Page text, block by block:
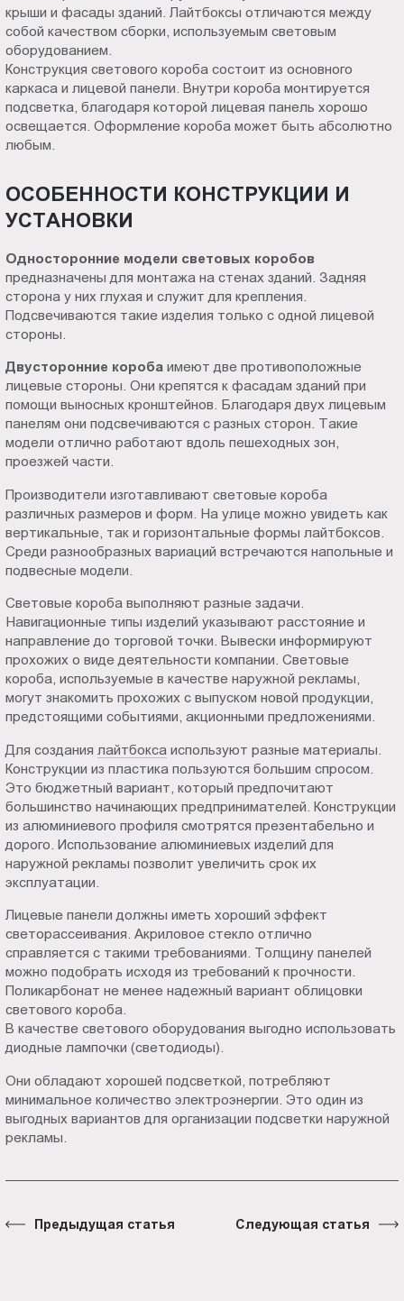
крыши и фасады зданий. Лайтбоксы отличаются между
собой качеством сборки, используемым световым
оборудованием.
Конструкция светового короба состоит из основного
каркаса и лицевой панели. Внутри короба монтируется
подсветка, благодаря которой лицевая панель хорошо
освещается. Оформление короба может быть абсолютно
любым.
ОСОБЕННОСТИ КОНСТРУКЦИИ И
УСТАНОВКИ
Односторонние модели световых коробов
предназначены для монтажа на стенах зданий. Задняя
сторона у них глухая и служит для крепления.
Подсвечиваются такие изделия только с одной лицевой
стороны.
Двусторонние короба имеют две противоположные
лицевые стороны. Они крепятся к фасадам зданий при
помощи выносных кронштейнов. Благодаря двух лицевым
панелям они подсвечиваются с разных сторон. Такие
модели отлично работают вдоль пешеходных зон,
проезжей части.
Производители изготавливают световые короба
различных размеров и форм. На улице можно увидеть как
вертикальные, так и горизонтальные формы лайтбоксов.
Среди разнообразных вариаций встречаются напольные и
подвесные модели.
Световые короба выполняют разные задачи.
Навигационные типы изделий указывают расстояние и
направление до торговой точки. Вывески информируют
прохожих о виде деятельности компании. Световые
короба, используемые в качестве наружной рекламы,
могут знакомить прохожих с выпуском новой продукции,
предстоящими событиями, акционными предложениями.
Для создания лайтбокса используют разные материалы.
Конструкции из пластика пользуются большим спросом.
Это бюджетный вариант, который предпочитают
большинство начинающих предпринимателей. Конструкции
из алюминиевого профиля смотрятся презентабельно и
дорого. Использование алюминиевых изделий для
наружной рекламы позволит увеличить срок их
эксплуатации.
Лицевые панели должны иметь хороший эффект
светорассеивания. Акриловое стекло отлично
справляется с такими требованиями. Толщину панелей
можно подобрать исходя из требований к прочности.
Поликарбонат не менее надежный вариант облицовки
светового короба.
В качестве светового оборудования выгодно использовать
диодные лампочки (светодиоды).
Они обладают хорошей подсветкой, потребляют
минимальное количество электроэнергии. Это один из
выгодных вариантов для организации подсветки наружной
рекламы.
Предыдущая статья Следующая статья
Пт.:
9.00-
18.00
Вс.:
выходной